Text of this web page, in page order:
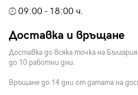
09:00 - 18:00 ч.
Доставка и връщане
Доставка до всяка точка на
до 10 работни дни.
Връщане до 14 дни от датата на